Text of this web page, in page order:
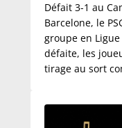
Défait 3-1 au
Barcelone, le
groupe en
défaite, les
tirage au sort